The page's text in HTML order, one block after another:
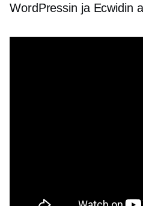
WordPressin ja Ecwidin